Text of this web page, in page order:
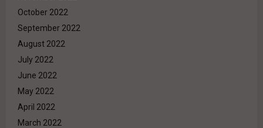
October 2022
September 2022
August 2022
July 2022
June 2022
May 2022
April 2022
March 2022